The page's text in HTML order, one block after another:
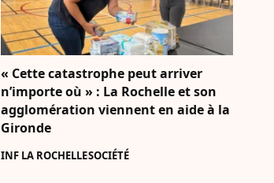
« Cette catastrophe peut arriver
n’importe où » : La Rochelle et son
agglomération viennent en aide à la
Gironde
INF LA ROCHELLESOCIÉTÉ